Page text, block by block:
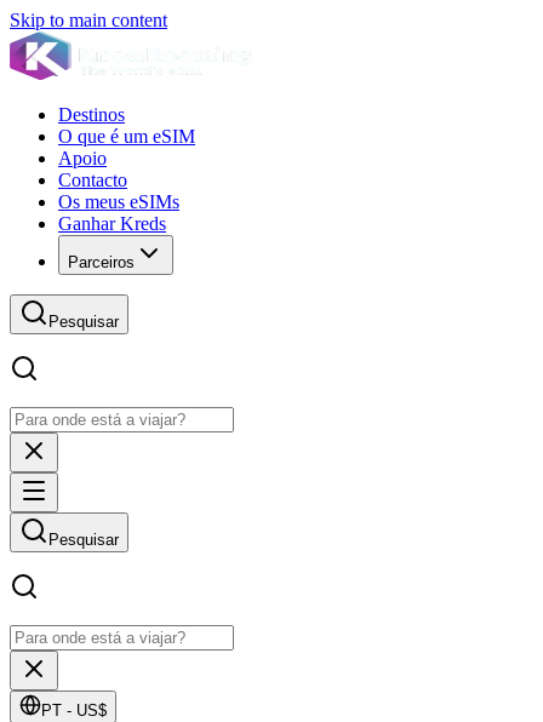
Skip to main content
Destinos
O que é um eSIM
Apoio
Contacto
Os meus eSIMs
Ganhar Kreds
Parceiros
Pesquisar
Pesquisar
PT - US$